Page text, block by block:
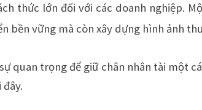
thức lớn đối với các doanh nghiệp.
bền vững mà còn xây dựng hình ảnh
quan trọng để giữ chân nhân tài một